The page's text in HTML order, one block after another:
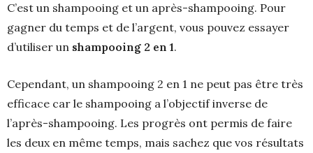
C’est un shampooing et un après-shampooing. Pour
gagner du temps et de l’argent, vous pouvez essayer
d’utiliser un shampooing 2 en 1.
Cependant, un shampooing 2 en 1 ne peut pas être très
efficace car le shampooing a l’objectif inverse de
l’après-shampooing. Les progrès ont permis de faire
les deux en même temps, mais sachez que vos résultats